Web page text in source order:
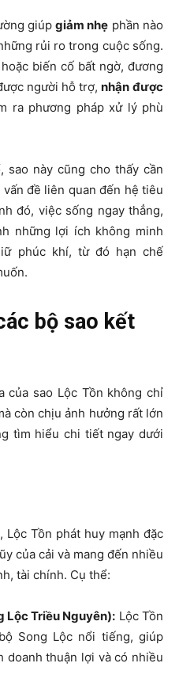
giúp giảm nhẹ phần nào
rủi ro trong cuộc sống.
biến cố bất ngờ, đương
người hỗ trợ, nhận được
ra phương pháp xử lý phù
sao này cũng cho thấy cần
đề liên quan đến hệ tiêu
đó, việc sống ngay thẳng,
những lợi ích không minh
phúc khí, từ đó hạn chế
bộ sao kết
của sao Lộc Tồn không chỉ
còn chịu ảnh hưởng rất lớn
tìm hiểu chi tiết ngay dưới
Tồn phát huy mạnh đặc
của cải và mang đến nhiều
tài chính. Cụ thể:
Lộc Triều Nguyên): Lộc Tồn
Song Lộc nổi tiếng, giúp
doanh thuận lợi và có nhiều